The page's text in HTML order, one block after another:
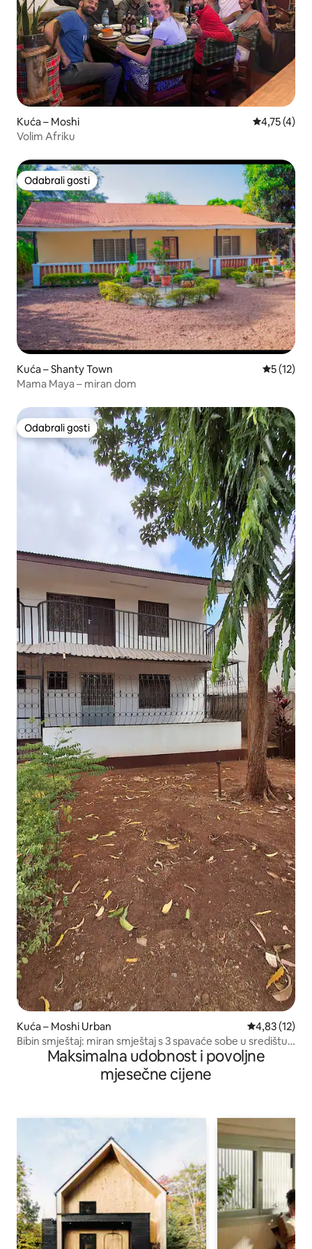
Kuća – Moshi Prosječna
4,75 (4)
Volim Afriku
Odabrali gosti
Odabrali gosti
Kuća – Shanty Town Prosječna
5 (12)
Mama Maya – miran dom
Odabrali gosti
Odabrali gosti
Kuća – Moshi Urban Prosječna
4,83 (12)
Bibin smještaj: miran smještaj s 3 spavaće sobe u središtu
MoshijaMaksimalna udobnost i povoljne
mjesečne cijene